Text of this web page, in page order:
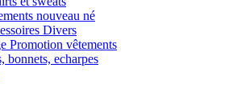
nouveau né
Divers
Promotion vêtements
bonnets, echarpes